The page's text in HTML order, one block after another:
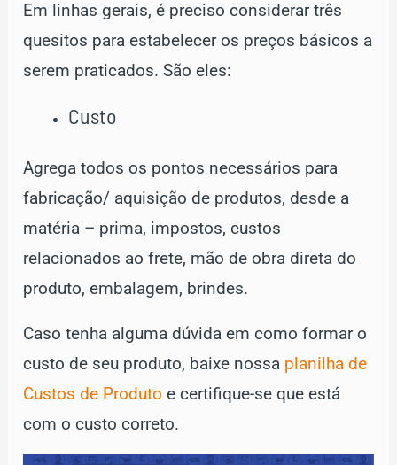
Em linhas gerais, é preciso considerar três
quesitos para estabelecer os preços básicos a
serem praticados. São eles:
Custo
Agrega todos os pontos necessários para
fabricação/ aquisição de produtos, desde a
matéria – prima, impostos, custos
relacionados ao frete, mão de obra direta do
produto, embalagem, brindes.
Caso tenha alguma dúvida em como formar o
custo de seu produto, baixe nossa planilha de
Custos de Produto e certifique-se que está
com o custo correto.